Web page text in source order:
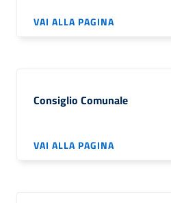
VAI ALLA PAGINA
Consiglio Comunale
VAI ALLA PAGINA